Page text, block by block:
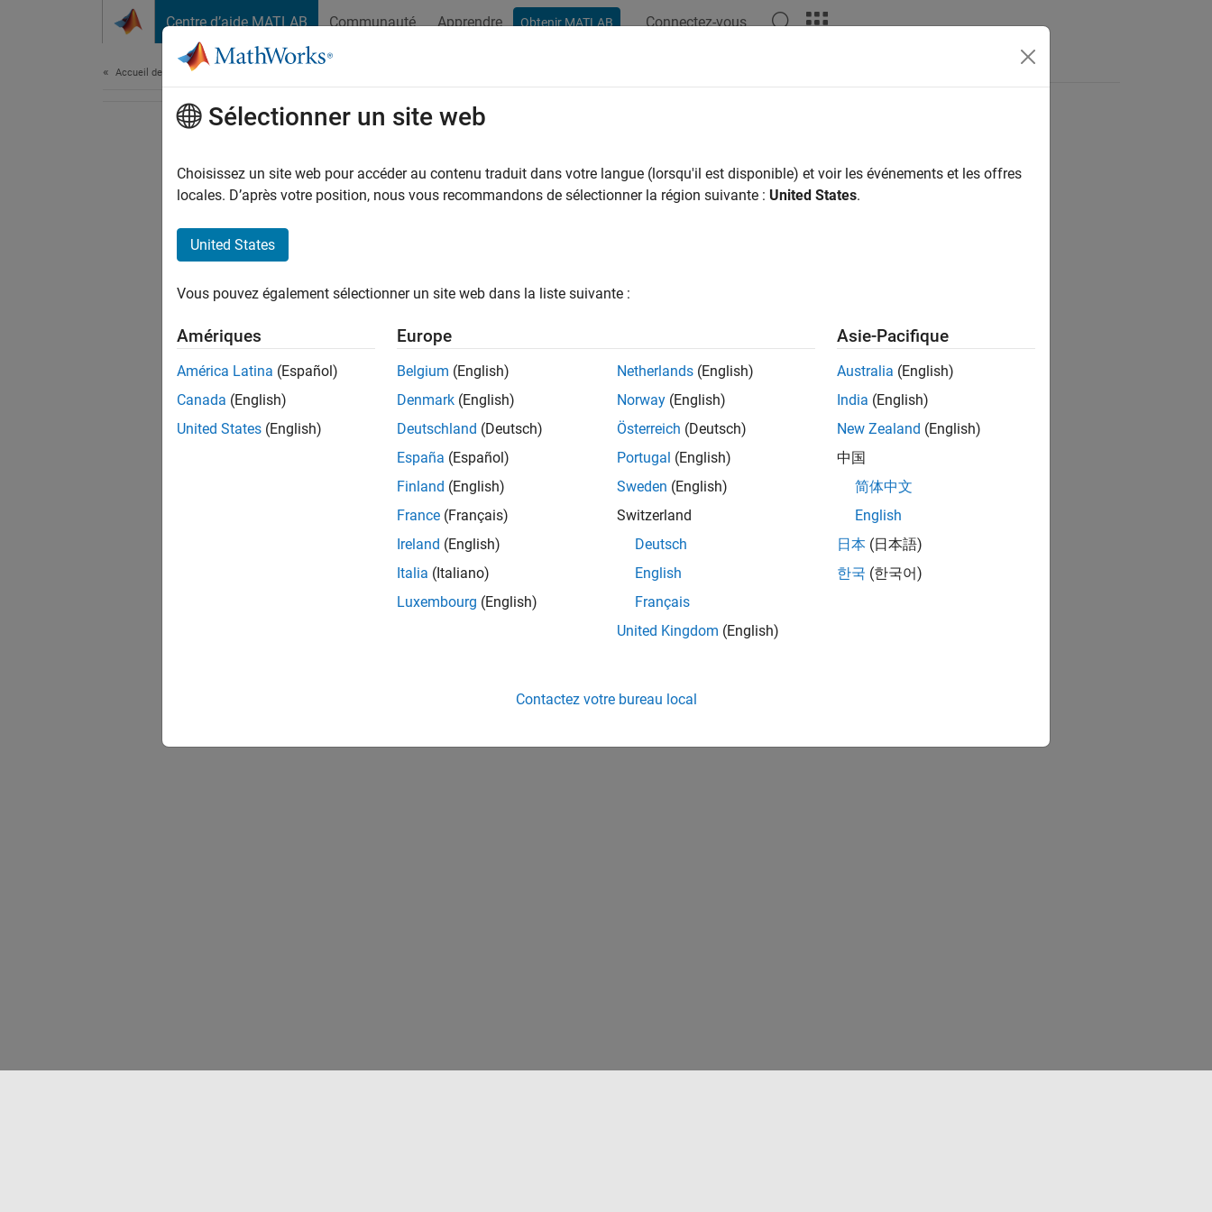
Centre d’aide MATLAB Communauté Apprendre Obtenir MATLAB Connectez-vous
Accueil de la documentation
How useful was this information?
Sélectionner un site web
Choisissez un site web pour accéder au contenu traduit dans votre langue (lorsqu'il est disponible) et voir les événements et les offres
locales. D’après votre position, nous vous recommandons de sélectionner la région suivante : United States.
United States
Vous pouvez également sélectionner un site web dans la liste suivante :
Amériques
América Latina (Español)
Canada (English)
United States (English)
Europe
Belgium (English)
Denmark (English)
Deutschland (Deutsch)
España (Español)
Finland (English)
France (Français)
Ireland (English)
Italia (Italiano)
Luxembourg (English)
Netherlands (English)
Norway (English)
Österreich (Deutsch)
Portugal (English)
Sweden (English)
Switzerland
Deutsch
English
Français
United Kingdom (English)
Asie-Pacifique
Australia (English)
India (English)
New Zealand (English)
中国
简体中文
English
日本 (日本語)
한국 (한국어)
Contactez votre bureau local